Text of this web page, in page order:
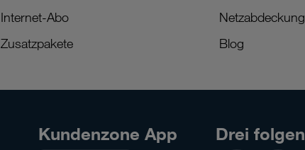
Internet-Abo
Zusatzpakete
Netzabdeckung
Blog
Kundenzone App Drei folgen